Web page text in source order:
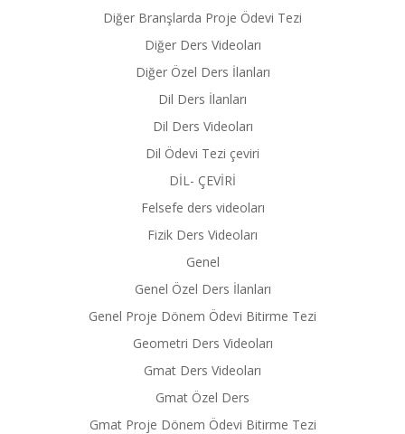
Diğer Branşlarda Proje Ödevi Tezi
Diğer Ders Videoları
Diğer Özel Ders İlanları
Dil Ders İlanları
Dil Ders Videoları
Dil Ödevi Tezi çeviri
DİL- ÇEVİRİ
Felsefe ders videoları
Fizik Ders Videoları
Genel
Genel Özel Ders İlanları
Genel Proje Dönem Ödevi Bitirme Tezi
Geometri Ders Videoları
Gmat Ders Videoları
Gmat Özel Ders
Gmat Proje Dönem Ödevi Bitirme Tezi